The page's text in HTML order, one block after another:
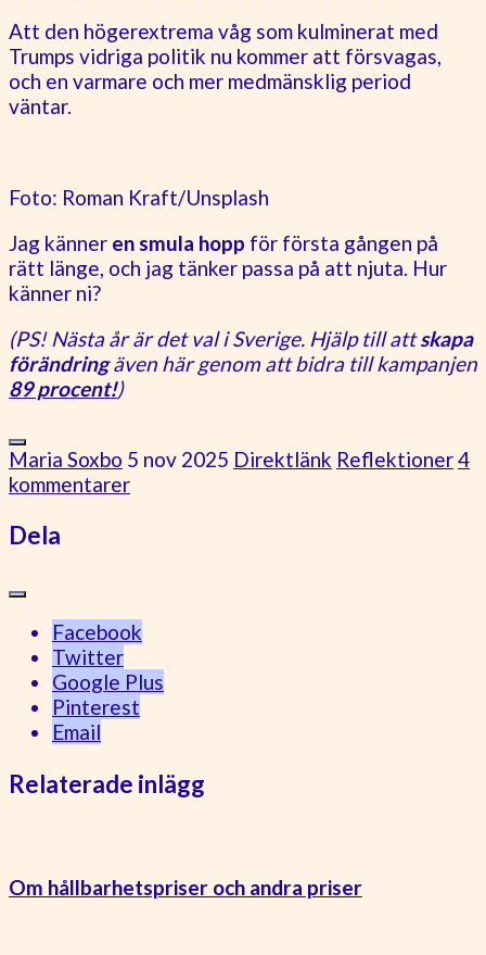
Att den högerextrema våg som kulminerat med
Trumps vidriga politik nu kommer att försvagas,
och en varmare och mer medmänsklig period
väntar.
Foto: Roman Kraft/Unsplash
Jag känner en smula hopp för första gången på
rätt länge, och jag tänker passa på att njuta. Hur
känner ni?
(PS! Nästa år är det val i Sverige. Hjälp till attskapa
förändringäven här genom att bidra till kampanjen
89 procent!)
Maria Soxbo 5 nov 2025 Direktlänk Reflektioner4
kommentarer
Dela
Facebook
Twitter
Google Plus
Pinterest
Email
Relaterade inlägg
Om hållbarhetspriser och andra priser